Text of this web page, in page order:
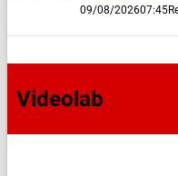
09/08/202607:45
Videolab